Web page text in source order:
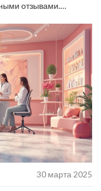
отзывами.
routine.
30 марта 2025